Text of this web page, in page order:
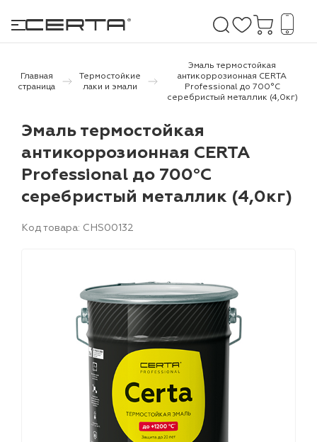
и дачи
бетону,
и эмали
Главная
страница
Термостойкие
лаки и эмали
Эмаль термостойкая
антикоррозионная CERTA
Professional до 700°С
серебристый металлик (4,0кг)
Эмаль термостойкая
антикоррозионная CERTA
Professional до 700°С
серебристый металлик (4,0кг)
Код товара: CHS00132